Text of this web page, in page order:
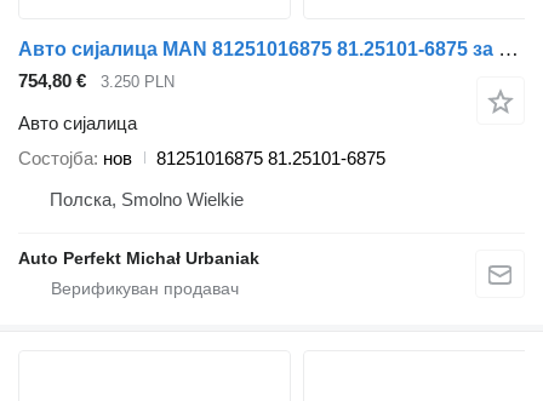
Авто сијалица MAN 81251016875 81.25101-6875 за камион MAN TGX TGS TG3
754,80 € 3.250 PLN
Авто сијалица
Состојба нов
81251016875 81.25101-6875
Полска, Smolno Wielkie
Auto Perfekt Michał Urbaniak